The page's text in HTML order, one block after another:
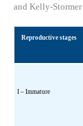
and Kelly-Stormer
Reproductive stages
I – Immature